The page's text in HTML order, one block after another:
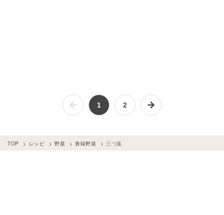
1 2
TOP レシピ 野菜 香味野菜 三つ葉